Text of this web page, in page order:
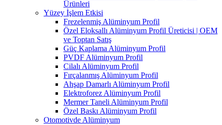
Ürünleri
Yüzey İşlem Etkisi
Frezelenmiş Alüminyum Profil
Özel Eloksallı Alüminyum Profil Üreticisi | OEM
ve Toptan Satış
Güç Kaplama Alüminyum Profil
PVDF Alüminyum Profil
Cilalı Alüminyum Profil
Fırçalanmış Alüminyum Profil
Ahşap Damarlı Alüminyum Profil
Elektroforez Alüminyum Profil
Mermer Taneli Alüminyum Profil
Özel Baskı Alüminyum Profil
Otomotivde Alüminyum